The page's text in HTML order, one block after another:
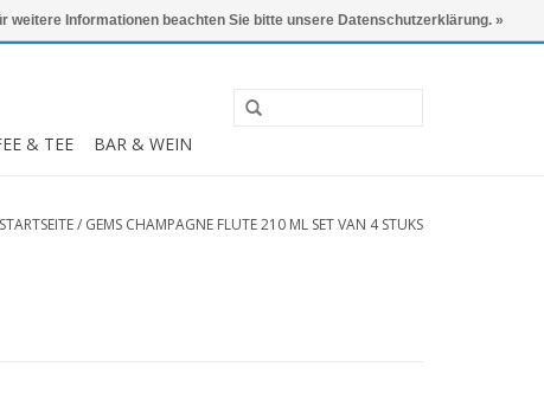
0 Artikel - €0,00 Mein Konto / Kundenkonto anlegen
& TEE BAR & WEIN
STARTSEITE/ GEMS CHAMPAGNE FLUTE 210 ML SET VAN 4 STUKS
weitere Informationen beachten Sie bitte unsere Datenschutzerklärung. »